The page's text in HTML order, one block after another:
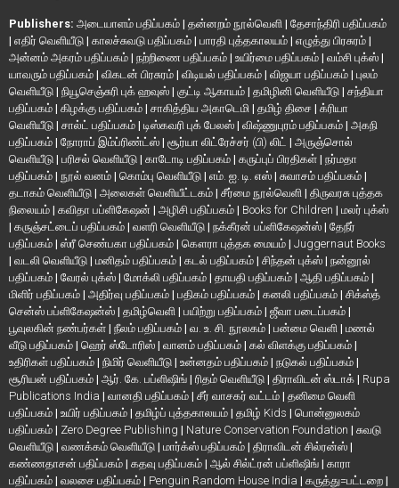
Publishers: அடையாளம் பதிப்பகம் | தன்னறம் நூல்வெளி | தேசாந்திரி பதிப்பகம்
| எதிர் வெளியீடு | காலச்சுவடு பதிப்பகம் | பாரதி புத்தகாலயம் | எழுத்து பிரசுரம் |
அன்னம் அகரம் பதிப்பகம் | நற்றிணை பதிப்பகம் | உயிர்மை பதிப்பகம் | வம்சி புக்ஸ் |
யாவரும் பதிப்பகம் | விகடன் பிரசுரம் | விடியல் பதிப்பகம் | விஜயா பதிப்பகம் | புலம்
வெளியீடு | நியூசெஞ்சுரி புக் ஹவுஸ் | குட்டி ஆகாயம் | தமிழினி வெளியீடு | சந்தியா
பதிப்பகம் | கிழக்கு பதிப்பகம் | சாகித்திய அகாடெமி | தமிழ் திசை | க்ரியா
வெளியீடு | சால்ட் பதிப்பகம் | டிஸ்கவரி புக் பேலஸ் | விஷ்ணுபுரம் பதிப்பகம் | அகநி
பதிப்பகம் | நோராப் இம்ப்ரிண்ட்ஸ் | சூர்யா லிட்ரேச்சர் (பி) லிட் | அருஞ்சொல்
வெளியீடு | பரிசல் வெளியீடு | காடோடி பதிப்பகம் | கருப்புப் பிரதிகள் | நர்மதா
பதிப்பகம் | நூல் வனம் | கொம்பு வெளியீடு | எம். ஐ. டி. எஸ் | சுவாசம் பதிப்பகம் |
தடாகம் வெளியீடு | அலைகள் வெளியீட்டகம் | சீர்மை நூல்வெளி | திருவரசு புத்தக
நிலையம் | கவிதா பப்ளிகேஷன் | அழிசி பதிப்பகம் | Books for Children | மலர் புக்ஸ்
| கருஞ்சட்டைப் பதிப்பகம் | வளரி வெளியீடு | நக்கீரன் பப்ளிகேஷன்ஸ் | தேநீர்
பதிப்பகம் | ஸ்ரீ செண்பகா பதிப்பகம் | கௌரா புத்தக மையம் | Juggernaut Books
| வடலி வெளியீடு | மனிதம் பதிப்பகம் | கடல் பதிப்பகம் | சிந்தன் புக்ஸ் | நன்னூல்
பதிப்பகம் | வேரல் புக்ஸ் | மோக்லி பதிப்பகம் | தாயதி பதிப்பகம் | ஆதி பதிப்பகம் |
மிளிர் பதிப்பகம் | அதிர்வு பதிப்பகம் | பதிகம் பதிப்பகம் | கனலி பதிப்பகம் | சிக்ஸ்த்
சென்ஸ் பப்ளிகேஷன்ஸ் | தமிழ்வெளி | பயிற்று பதிப்பகம் | ஜீவா படைப்பகம் |
பூவுலகின் நண்பர்கள் | நீலம் பதிப்பகம் | வ. உ. சி. நூலகம் | பன்மை வெளி | மணல்
வீடு பதிப்பகம் | ஹெர் ஸ்டோரிஸ் | வானம் பதிப்பகம் | கல் விளக்கு பதிப்பகம் |
உதிரிகள் பதிப்பகம் | நிமிர் வெளியீடு | உன்னதம் பதிப்பகம் | நடுகல் பதிப்பகம் |
சூரியன் பதிப்பகம் | ஆர். கே. பப்ளிஷிங் | ரிதம் வெளியீடு | திராவிடன் ஸ்டாக் | Rupa
Publications India | வானதி பதிப்பகம் | சீர் வாசகர் வட்டம் | தனிமை வெளி
பதிப்பகம் | உயிர் பதிப்பகம் | தமிழ்ப் புத்தகாலயம் | தமிழ் Kids | பொன்னுலகம்
பதிப்பகம் | Zero Degree Publishing | Nature Conservation Foundation | சுவடு
வெளியீடு | வணக்கம் வெளியீடு | மார்க்ஸ் பதிப்பகம் | திராவிடன் சில்ரன்ஸ் |
கண்ணதாசன் பதிப்பகம் | கதவு பதிப்பகம் | ஆல் சில்ட்ரன் பப்ளிஷிங் | காரா
பதிப்பகம் | வலசை பதிப்பகம் | Penguin Random House India | கருத்து=பட்டறை |